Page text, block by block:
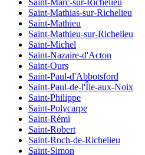
Saint-Marc-sur-Richelieu
Saint-Mathias-sur-Richelieu
Saint-Mathieu
Saint-Mathieu-sur-Richelieu
Saint-Michel
Saint-Nazaire-d'Acton
Saint-Ours
Saint-Paul-d'Abbotsford
Saint-Paul-de-l'Île-aux-Noix
Saint-Philippe
Saint-Polycarpe
Saint-Rémi
Saint-Robert
Saint-Roch-de-Richelieu
Saint-Simon